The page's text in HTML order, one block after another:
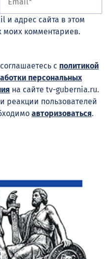
и адрес сайта в этом
моих комментариев.
с политикой
персональных
на сайте tv-gubernia.ru.
реакции пользователей
авторизоваться.